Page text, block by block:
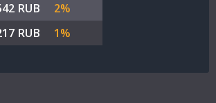
RUB
2%
RUB
1%